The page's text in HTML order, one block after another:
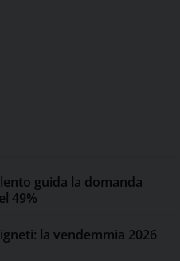
guida la domanda
49%
la vendemmia 2026